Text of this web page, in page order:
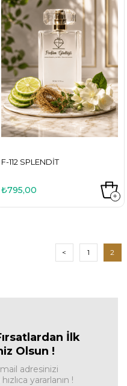
F-112 SPLENDIT
₺795,00
< 1 2
tlardan İlk
Olsun !
adresinizi
yararlanın !